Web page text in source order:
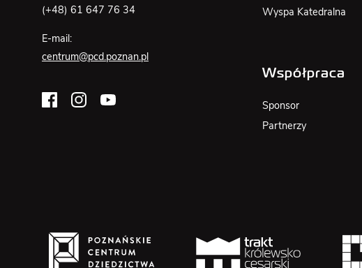
(+48) 61 647 76 34
E-mail:
centrum@pcd.poznan.pl
Wyspa Katedralna
Współpraca
Sponsor
Partnerzy